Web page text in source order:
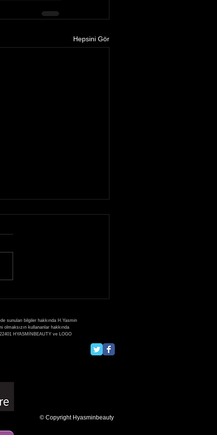
Hepsini Gör
sunulan bilgiler hakkında H.Yasmin
kullananlar hakkında
HYASMİNBEAUTY ve LOGO
© Copyright Hyasminbeauty